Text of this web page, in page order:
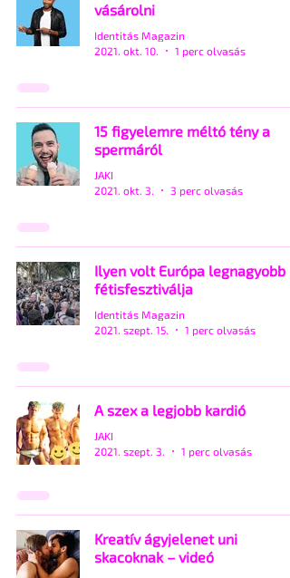
vásárolni
Identitás Magazin
2021. okt. 10.
1 perc olvasás
15 figyelemre méltó tény a
spermáról
JAKI
2021. okt. 3.
3 perc olvasás
Ilyen volt Európa legnagyobb
fétisfesztiválja
Identitás Magazin
2021. szept. 15.
1 perc olvasás
A szex a legjobb kardió
JAKI
2021. szept. 3.
1 perc olvasás
Kreatív ágyjelenet uni
skacoknak – videó